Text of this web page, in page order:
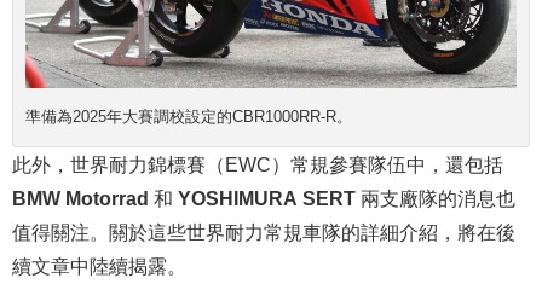
準備為2025年大賽調校設定的CBR1000RR-R。
此外，世界耐力錦標賽（EWC）常規參賽隊伍中，還包括
BMW Motorrad 和 YOSHIMURA SERT 兩支廠隊的消息也
值得關注。關於這些世界耐力常規車隊的詳細介紹，將在後
續文章中陸續揭露。